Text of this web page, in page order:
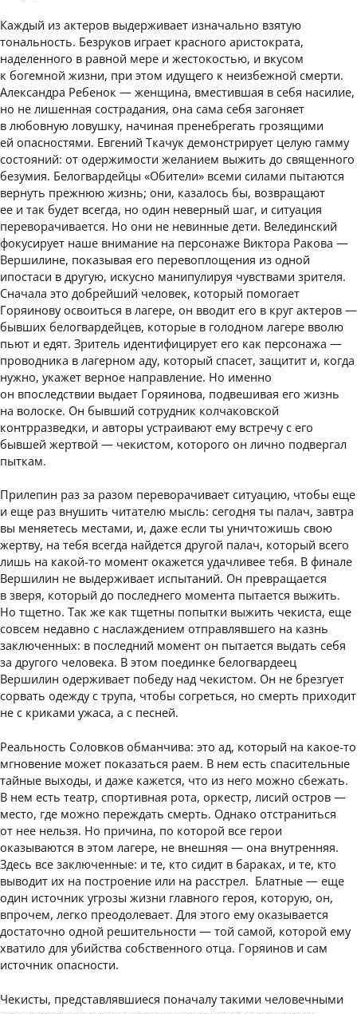
Каждый из актеров выдерживает изначально взятую
тональность. Безруков играет красного аристократа,
наделенного в равной мере и жестокостью, и вкусом
к богемной жизни, при этом идущего к неизбежной смерти.
Александра Ребенок — женщина, вместившая в себя насилие,
но не лишенная сострадания, она сама себя загоняет
в любовную ловушку, начиная пренебрегать грозящими
ей опасностями. Евгений Ткачук демонстрирует целую гамму
состояний: от одержимости желанием выжить до священного
безумия. Белогвардейцы «Обители» всеми силами пытаются
вернуть прежнюю жизнь; они, казалось бы, возвращают
ее и так будет всегда, но один неверный шаг, и ситуация
переворачивается. Но они не невинные дети. Велединский
фокусирует наше внимание на персонаже Виктора Ракова —
Вершилине, показывая его перевоплощения из одной
ипостаси в другую, искусно манипулируя чувствами зрителя.
Сначала это добрейший человек, который помогает
Горяинову освоиться в лагере, он вводит его в круг актеров —
бывших белогвардейцев, которые в голодном лагере вволю
пьют и едят. Зритель идентифицирует его как персонажа —
проводника в лагерном аду, который спасет, защитит и, когда
нужно, укажет верное направление. Но именно
он впоследствии выдает Горяинова, подвешивая его жизнь
на волоске. Он бывший сотрудник колчаковской
контрразведки, и авторы устраивают ему встречу с его
бывшей жертвой — чекистом, которого он лично подвергал
пыткам.
Прилепин раз за разом переворачивает ситуацию, чтобы еще
и еще раз внушить читателю мысль: сегодня ты палач, завтра
вы меняетесь местами, и, даже если ты уничтожишь свою
жертву, на тебя всегда найдется другой палач, который всего
лишь на какой-то момент окажется удачливее тебя. В финале
Вершилин не выдерживает испытаний. Он превращается
в зверя, который до последнего момента пытается выжить.
Но тщетно. Так же как тщетны попытки выжить чекиста, еще
совсем недавно с наслаждением отправлявшего на казнь
заключенных: в последний момент он пытается выдать себя
за другого человека. В этом поединке белогвардеец
Вершилин одерживает победу над чекистом. Он не брезгует
сорвать одежду с трупа, чтобы согреться, но смерть приходит
не с криками ужаса, а с песней.
Реальность Соловков обманчива: это ад, который на какое-то
мгновение может показаться раем. В нем есть спасительные
тайные выходы, и даже кажется, что из него можно сбежать.
В нем есть театр, спортивная рота, оркестр, лисий остров —
место, где можно переждать смерть. Однако отстраниться
от нее нельзя. Но причина, по которой все герои
оказываются в этом лагере, не внешняя — она внутренняя.
Здесь все заключенные: и те, кто сидит в бараках, и те, кто
выводит их на построение или на расстрел. Блатные — еще
один источник угрозы жизни главного героя, которую, он,
впрочем, легко преодолевает. Для этого ему оказывается
достаточно одной решительности — той самой, которой ему
хватило для убийства собственного отца. Горяинов и сам
источник опасности.
Чекисты, представлявшиеся поначалу такими человечными